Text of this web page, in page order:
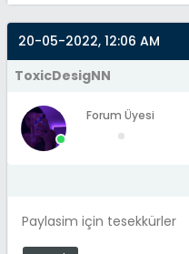
20-05-2022, 12:06 AM
ToxicDesigNN
Forum Üyesi
Paylasim için tesekkürler